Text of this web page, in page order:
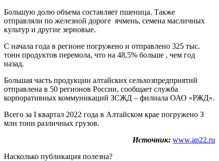
Большую долю объема составляет пшеница. Также
отправляли по железной дороге ячмень, семена масличных
культур и другие зерновые.
С начала года в регионе погружено и отправлено 325 тыс.
тонн продуктов перемола, что на 48,5% больше , чем год
назад.
Большая часть продукции алтайских сельхозпредприятий
отправлена в 50 регионов России, сообщает служба
корпоративных коммуникаций ЗСЖД – филиала ОАО «РЖД».
Всего за I квартал 2022 года в Алтайском крае погружено 3
млн тонн различных грузов.
Источник: www.ap22.ru
Насколько публикация полезна?